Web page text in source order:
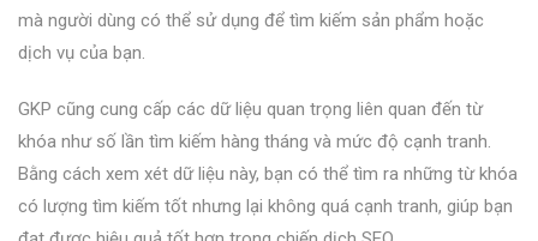
mà người dùng có thể sử dụng để tìm kiếm sản phẩm hoặc
dịch vụ của bạn.
GKP cũng cung cấp các dữ liệu quan trọng liên quan đến từ
khóa như số lần tìm kiếm hàng tháng và mức độ cạnh tranh.
Bằng cách xem xét dữ liệu này, bạn có thể tìm ra những từ khóa
có lượng tìm kiếm tốt nhưng lại không quá cạnh tranh, giúp bạn